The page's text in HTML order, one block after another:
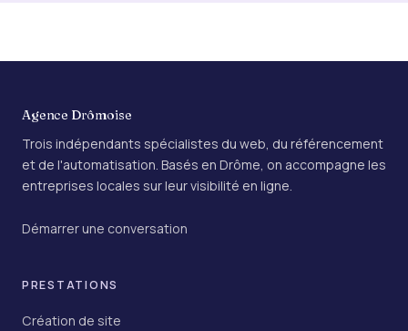
Agence Drômoise
Trois indépendants spécialistes du web, du référencement
et de l'automatisation. Basés en Drôme, on accompagne les
entreprises locales sur leur visibilité en ligne.
Démarrer une conversation
PRESTATIONS
Création de site